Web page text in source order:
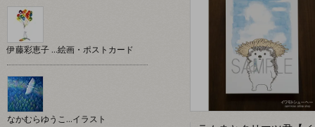
伊藤彩恵子 …絵画・ポストカード
なかむらゆうこ…イラスト